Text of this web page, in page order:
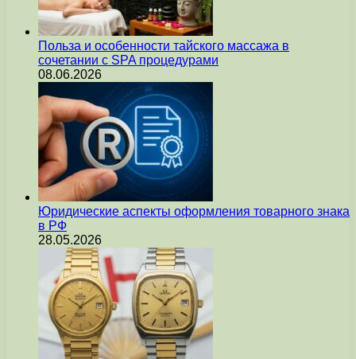
Польза и особенности тайского массажа в
сочетании с SPA процедурами
08.06.2026
Юридические аспекты оформления товарного знака
в РФ
28.05.2026